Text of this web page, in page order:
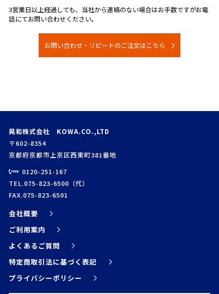
3営業日以上経過しても、当社から連絡のない場合はお手数ですがお電
話にてお問い合わせください。
お問い合わせ・リピートのご注文はこちら
晃和株式会社 KOWA.CO.,LTD
〒602-8354
京都府京都市上京区西東町381番地
0120-251-167
TEL.075-823-6500（代）
FAX.075-823-6501
会社概要
ご利用案内
よくあるご質問
特定商取引法に基づく表記
プライバシーポリシー